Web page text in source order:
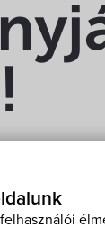
Éghajlat